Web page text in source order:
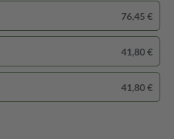
76,45 €
41,80 €
41,80 €